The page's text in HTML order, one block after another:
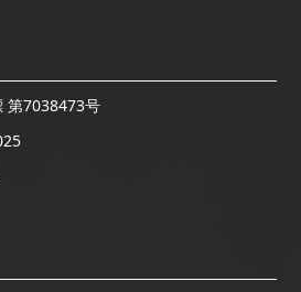
第7038473号